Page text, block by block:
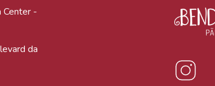
Center -
da